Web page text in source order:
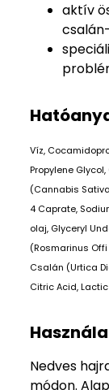
aktív
Víz,
Propylene
(Cannabis
4 Caprate,
olaj, Glyceryl
(Rosmarinus
Csalán (Urtica
Citric Acid,
Nedves
módon.